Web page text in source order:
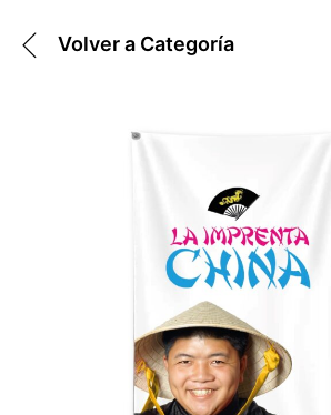
Volver a Categoría